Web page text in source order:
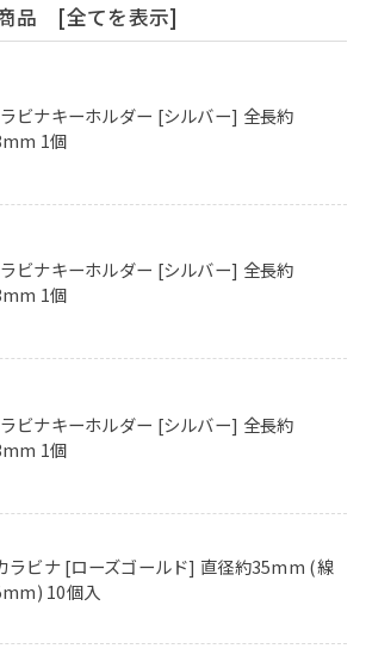
品 [全てを表示]
ビナキーホルダー [シルバー] 全長約
1個
ビナキーホルダー [シルバー] 全長約
1個
ビナキーホルダー [シルバー] 全長約
1個
ラビナ [ローズゴールド] 直径約35mm (線
10個入